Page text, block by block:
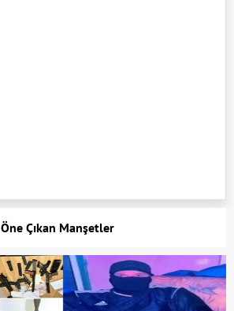
Öne Çıkan Manşetler